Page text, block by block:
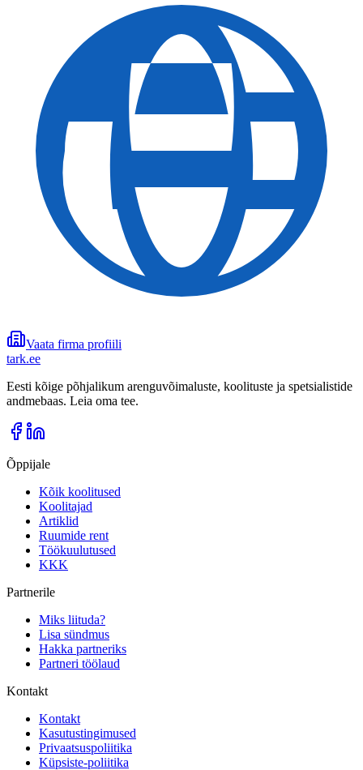
Vaata firma profiili
tark.ee
Eesti kõige põhjalikum arenguvõimaluste, koolituste ja spetsialistide
andmebaas. Leia oma tee.
Õppijale
Kõik koolitused
Koolitajad
Artiklid
Ruumide rent
Töökuulutused
KKK
Partnerile
Miks liituda?
Lisa sündmus
Hakka partneriks
Partneri töölaud
Kontakt
Kontakt
Kasutustingimused
Privaatsuspoliitika
Küpsiste-poliitika